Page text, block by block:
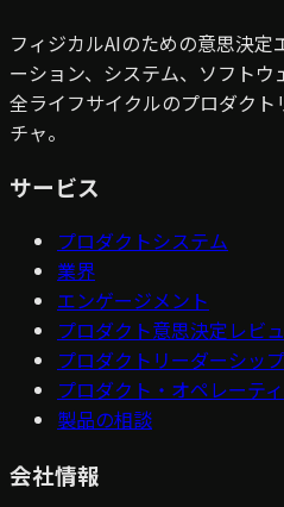
フィジカルAIのための意思決
ーション、システム、ソフトウ
全ライフサイクルのプロダク
チャ。
サービス
プロダクトシステム
業界
エンゲージメント
プロダクト意思決定レビ
プロダクトリーダーシッ
プロダクト・オペレーテ
製品の相談
会社情報